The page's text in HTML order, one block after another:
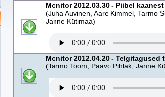
Monitor 2012.03.30 - Piibel
(Juha Auvinen, Aare Kimmel, Tarmo
Janne Kütimaa)
Monitor 2012.04.20 - Telgitagused
(Tarmo Toom, Paavo Pihlak, Janne